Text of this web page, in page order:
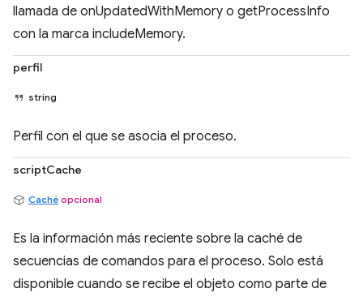
llamada de onUpdatedWithMemory o getProcessInfo
con la marca includeMemory.
perfil
string
Perfil con el que se asocia el proceso.
scriptCache
Caché opcional
Es la información más reciente sobre la caché de
secuencias de comandos para el proceso. Solo está
disponible cuando se recibe el objeto como parte de